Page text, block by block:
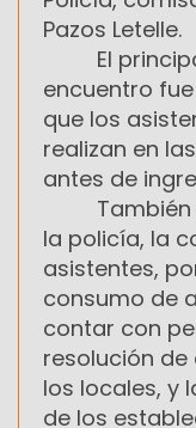
Pazos Letelle.
El principal
encuentro
que los
realizan en
antes de
También
la policía, la
asistentes,
consumo de
contar con
resolución
los locales, y
de los